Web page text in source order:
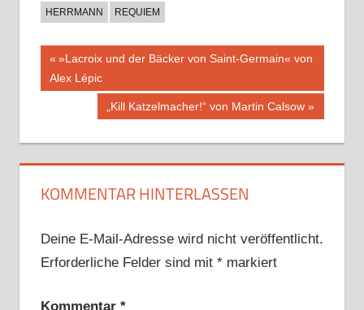
HERRMANN
REQUIEM
Beitragsnavigation
Vorheriger
Beitrag:
»Lacroix und der Bäcker von Saint-Germain« von
Alex Lépic
Nächster
„Kill Katzelmacher!“ von Martin Calsow
KOMMENTAR HINTERLASSEN
Deine E-Mail-Adresse wird nicht veröffentlicht.
Erforderliche Felder sind mit *markiert
Kommentar *